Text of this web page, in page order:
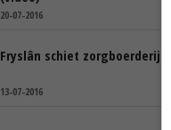
20-07-2016
Fryslân schiet zorgboerderij
13-07-2016